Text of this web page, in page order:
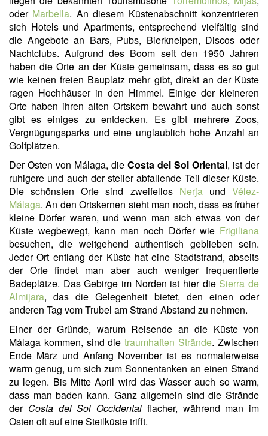
oder Marbella. An diesem Küstenabschnitt konzentrieren
sich Hotels und Apartments, entsprechend vielfältig sind
die Angebote an Bars, Pubs, Bierkneipen, Discos oder
Nachtclubs. Aufgrund des Boom seit den 1950 Jahren
haben die Orte an der Küste gemeinsam, dass es so gut
wie keinen freien Bauplatz mehr gibt, direkt an der Küste
ragen Hochhäuser in den Himmel. Einige der kleineren
Orte haben ihren alten Ortskern bewahrt und auch sonst
gibt es einiges zu entdecken. Es gibt mehrere Zoos,
Vergnügungsparks und eine unglaublich hohe Anzahl an
Golfplätzen.
Der Osten von Málaga, die Costa del Sol Oriental, ist der
ruhigere und auch der steiler abfallende Teil dieser Küste.
Die schönsten Orte sind zweifellos NerjaundVélez-
Málaga. An den Ortskernen sieht man noch, dass es früher
kleine Dörfer waren, und wenn man sich etwas von der
Küste wegbewegt, kann man noch Dörfer wie Frigiliana
besuchen, die weitgehend authentisch geblieben sein.
Jeder Ort entlang der Küste hat eine Stadtstrand, abseits
der Orte findet man aber auch weniger frequentierte
Badeplätze. Das Gebirge im Norden ist hier die Sierra de
Almijara, das die Gelegenheit bietet, den einen oder
anderen Tag vom Trubel am Strand Abstand zu nehmen.
Einer der Gründe, warum Reisende an die Küste von
Málaga kommen, sind dietraumhaften Strände. Zwischen
Ende März und Anfang November ist es normalerweise
warm genug, um sich zum Sonnentanken an einen Strand
zu legen. Bis Mitte April wird das Wasser auch so warm,
dass man baden kann. Ganz allgemein sind die Strände
der Costa del Sol Occidental flacher, während man im
Osten oft auf eine Steilküste trifft.